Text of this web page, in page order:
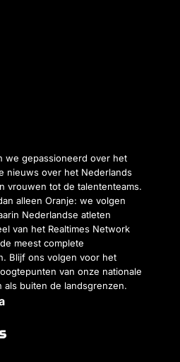
we gepassioneerd over het
nieuws over het Nederlands
vrouwen tot de talententeams.
alleen Oranje: we volgen
Nederlandse atleten
van het Realtimes Network
meest complete
Blijf ons volgen voor het
van onze nationale
buiten de landsgrenzen.